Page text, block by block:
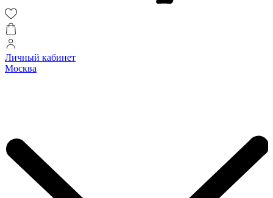
Личный кабинет
Москва